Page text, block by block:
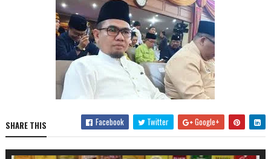
SHARE THIS Facebook Twitter Google+